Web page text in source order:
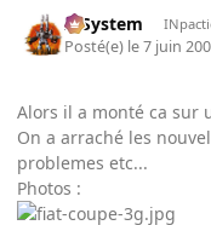
X-System
Posté(e) le 7 juin
Alors il a monté ca sur
On a arraché les
problemes etc...
Photos :